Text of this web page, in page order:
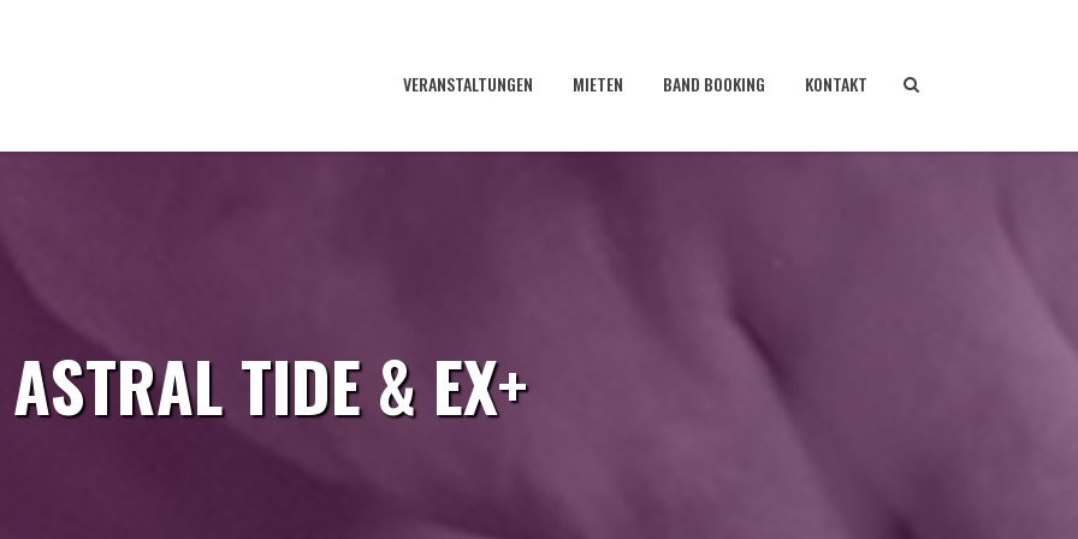
VERANSTALTUNGEN MIETEN BAND BOOKING KONTAKT
ASTRAL TIDE & EX+